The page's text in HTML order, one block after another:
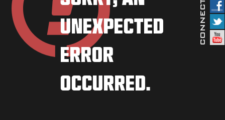
PUNTOS COD
TIENDA DE EQUIPAMIENTO
COMBAT BUILDS
UNEXPECTED
ERROR
OCCURRED.